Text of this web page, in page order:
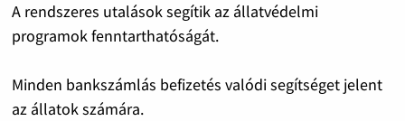
A rendszeres utalások segítik az állatvédelmi
programok fenntarthatóságát.
Minden bankszámlás befizetés valódi segítséget jelent
az állatok számára.